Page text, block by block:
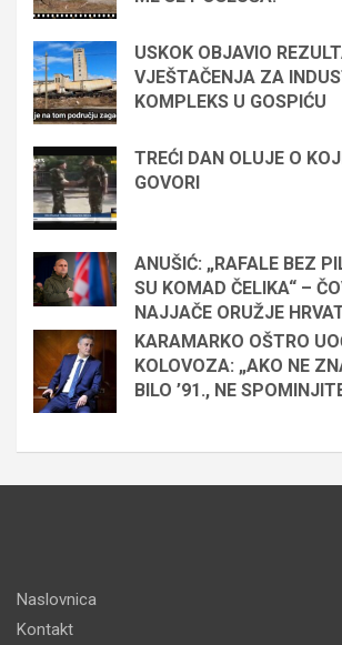
USKOK OBJAVIO
VJEŠTAČENJA ZA
KOMPLEKS U GOSPIĆU
TREĆI DAN OLUJE O
GOVORI
ANUŠIĆ: „RAFALE BEZ
SU KOMAD ČELIKA“ –
NAJJAČE ORUŽJE
KARAMARKO OŠTRO
KOLOVOZA: „AKO NE
BILO ’91., NE
Naslovnica
Kontakt